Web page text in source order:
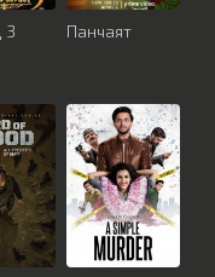
3 Панчаят